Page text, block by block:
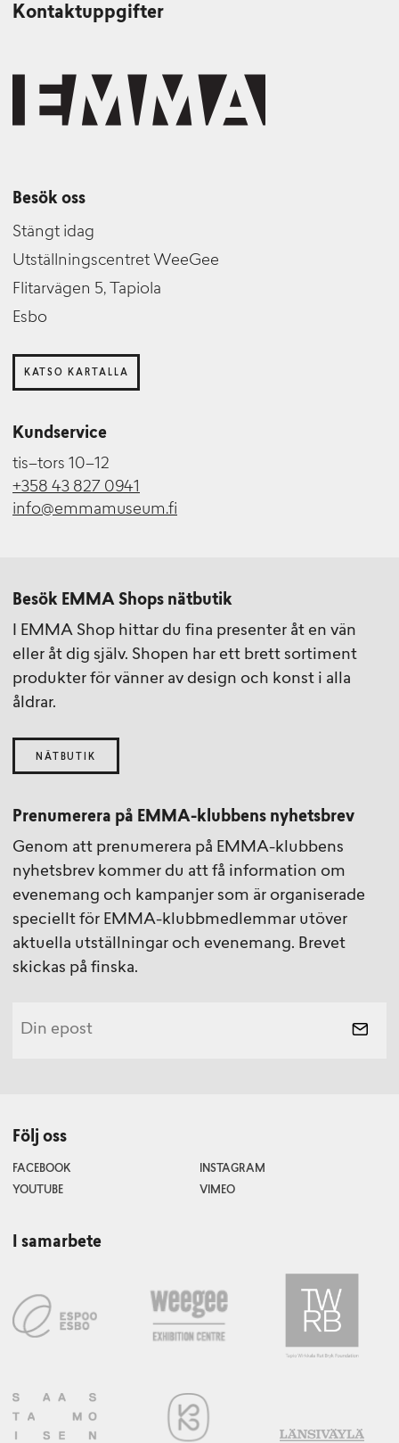
Kontaktuppgifter
Besök oss
Stängt idag
Utställningscentret WeeGee
Flitarvägen 5, Tapiola
Esbo
KATSO KARTALLA
Kundservice
tis–tors 10–12
+358 43 827 0941
info@emmamuseum.fi
Besök EMMA Shops nätbutik
I EMMA Shop hittar du fina presenter åt en vän
eller åt dig själv. Shopen har ett brett sortiment
produkter för vänner av design och konst i alla
åldrar.
NÄTBUTIK
Prenumerera på EMMA-klubbens nyhetsbrev
Genom att prenumerera på EMMA-klubbens
nyhetsbrev kommer du att få information om
evenemang och kampanjer som är organiserade
speciellt för EMMA-klubbmedlemmar utöver
aktuella utställningar och evenemang. Brevet
skickas på finska.
Följ oss
FACEBOOK
INSTAGRAM
YOUTUBE
VIMEO
I samarbete